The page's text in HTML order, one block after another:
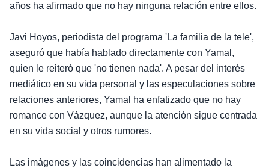
años ha afirmado que no hay ninguna relación entre ellos.
Javi Hoyos, periodista del programa 'La familia de la tele',
aseguró que había hablado directamente con Yamal,
quien le reiteró que 'no tienen nada'. A pesar del interés
mediático en su vida personal y las especulaciones sobre
relaciones anteriores, Yamal ha enfatizado que no hay
romance con Vázquez, aunque la atención sigue centrada
en su vida social y otros rumores.
Las imágenes y las coincidencias han alimentado la